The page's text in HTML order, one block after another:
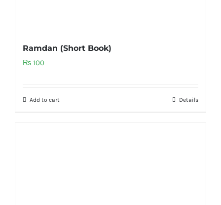
Ramdan (Short Book)
₨ 100
Add to cart Details